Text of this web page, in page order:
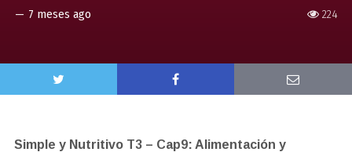
224
— 7 meses ago
Simple y Nutritivo T3 – Cap9: Alimentación y